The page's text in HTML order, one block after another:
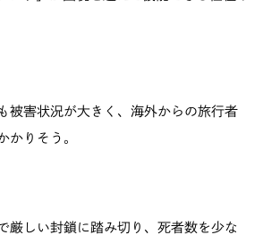
被害状況が大きく、海外からの旅行者
かりそう。
厳しい封鎖に踏み切り、死者数を少な